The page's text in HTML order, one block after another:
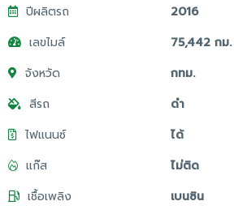
ปีผลิตรถ
2016
เลขไมล์
75,442 กม.
จังหวัด
กทม.
สีรถ
ดำ
ไฟแนนซ์
ได้
แก๊ส
ไม่ติด
เชื้อเพลิง
เบนซิน